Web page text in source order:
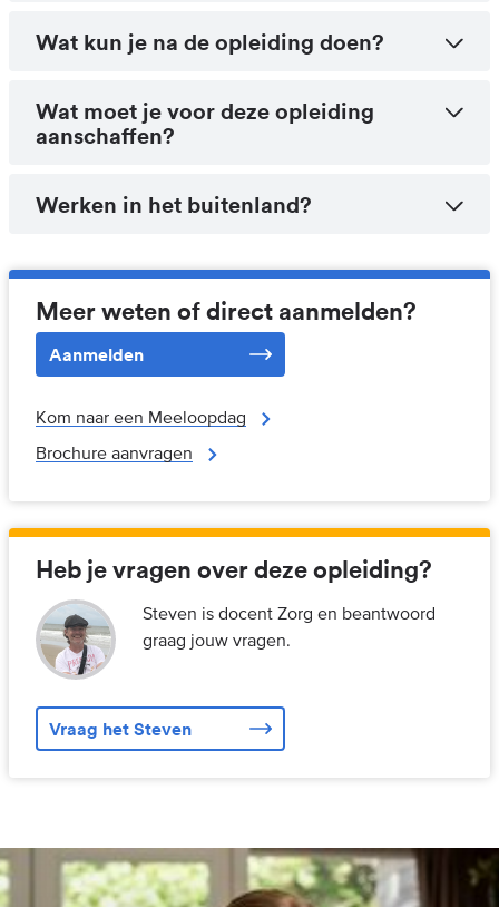
Wat kun je na de opleiding doen?
Wat moet je voor deze opleiding
aanschaffen?
Werken in het buitenland?
Meer weten of direct aanmelden?
Aanmelden
Kom naar een Meeloopdag
Brochure aanvragen
Heb je vragen over deze opleiding?
Steven is docent Zorg en beantwoord
graag jouw vragen.
Vraag het Steven